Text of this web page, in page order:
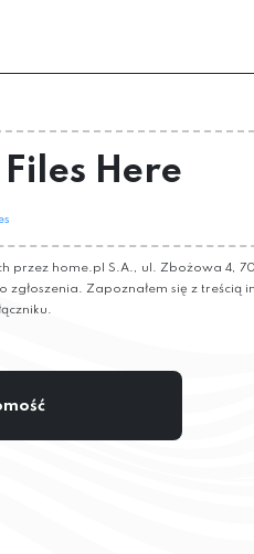
Here
home.pl S.A., ul. Zbożowa 4,
Zapoznałem się z treścią